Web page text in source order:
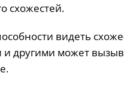
схожестей.
видеть
другими может